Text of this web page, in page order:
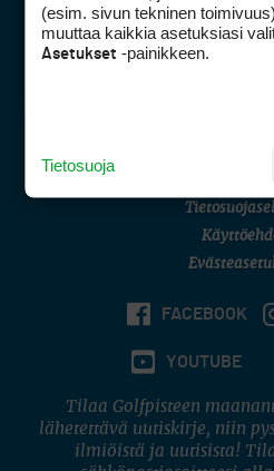
DSA
(digi)
FACEBOOK
YOUTUBE
Tilaa Golfpisteen
lähetettävä uutiskirje, niin
ilmiöistä ja uutisista!
(esim. sivun tekninen
muuttaa kaikkia asetuksiasi
Asetukset -painikkeen.
Tietosuoja